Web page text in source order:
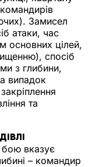
Замисел
атаки, час
основних цілей,
спосіб
з глибини,
випадок
та
бою вказує
– командир